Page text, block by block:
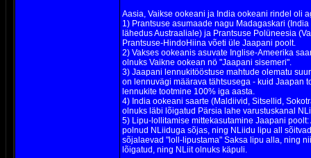
Aasia, Vaikse ookeani ja India ookeani rindel oli
1) Prantsuse asumaade nagu Madagaskari
lähedus Austraaliale) ja Prantsuse Polüneesia
Prantsuse-HindoHiina võeti üle Jaapani poolt.
2) Vakses ookeanis asuvate Inglise-Ameerika
olnuks Vaikne ookean nö "Jaapani sisemeri".
3) Jaapani lennukitööstuse mahtude olematu
on lennuvägi määrava tähtsusega - kuid Jaapan
lennukite tootmine 100% iga aasta.
4) India ookeani saarte (Maldiivid, Sitsellid,
olnuks läbi lõigatud Pärsia lahe varustuskanal
5) Lipu-lollitamise mittekasutamine Jaapani
polnud NLiiduga sõjas, ning NLiidu lipu all
sõjalaevad "loll-lipustama" Saksa lipu alla, ning
lõigatud, ning NLiit olnuks käpuli.